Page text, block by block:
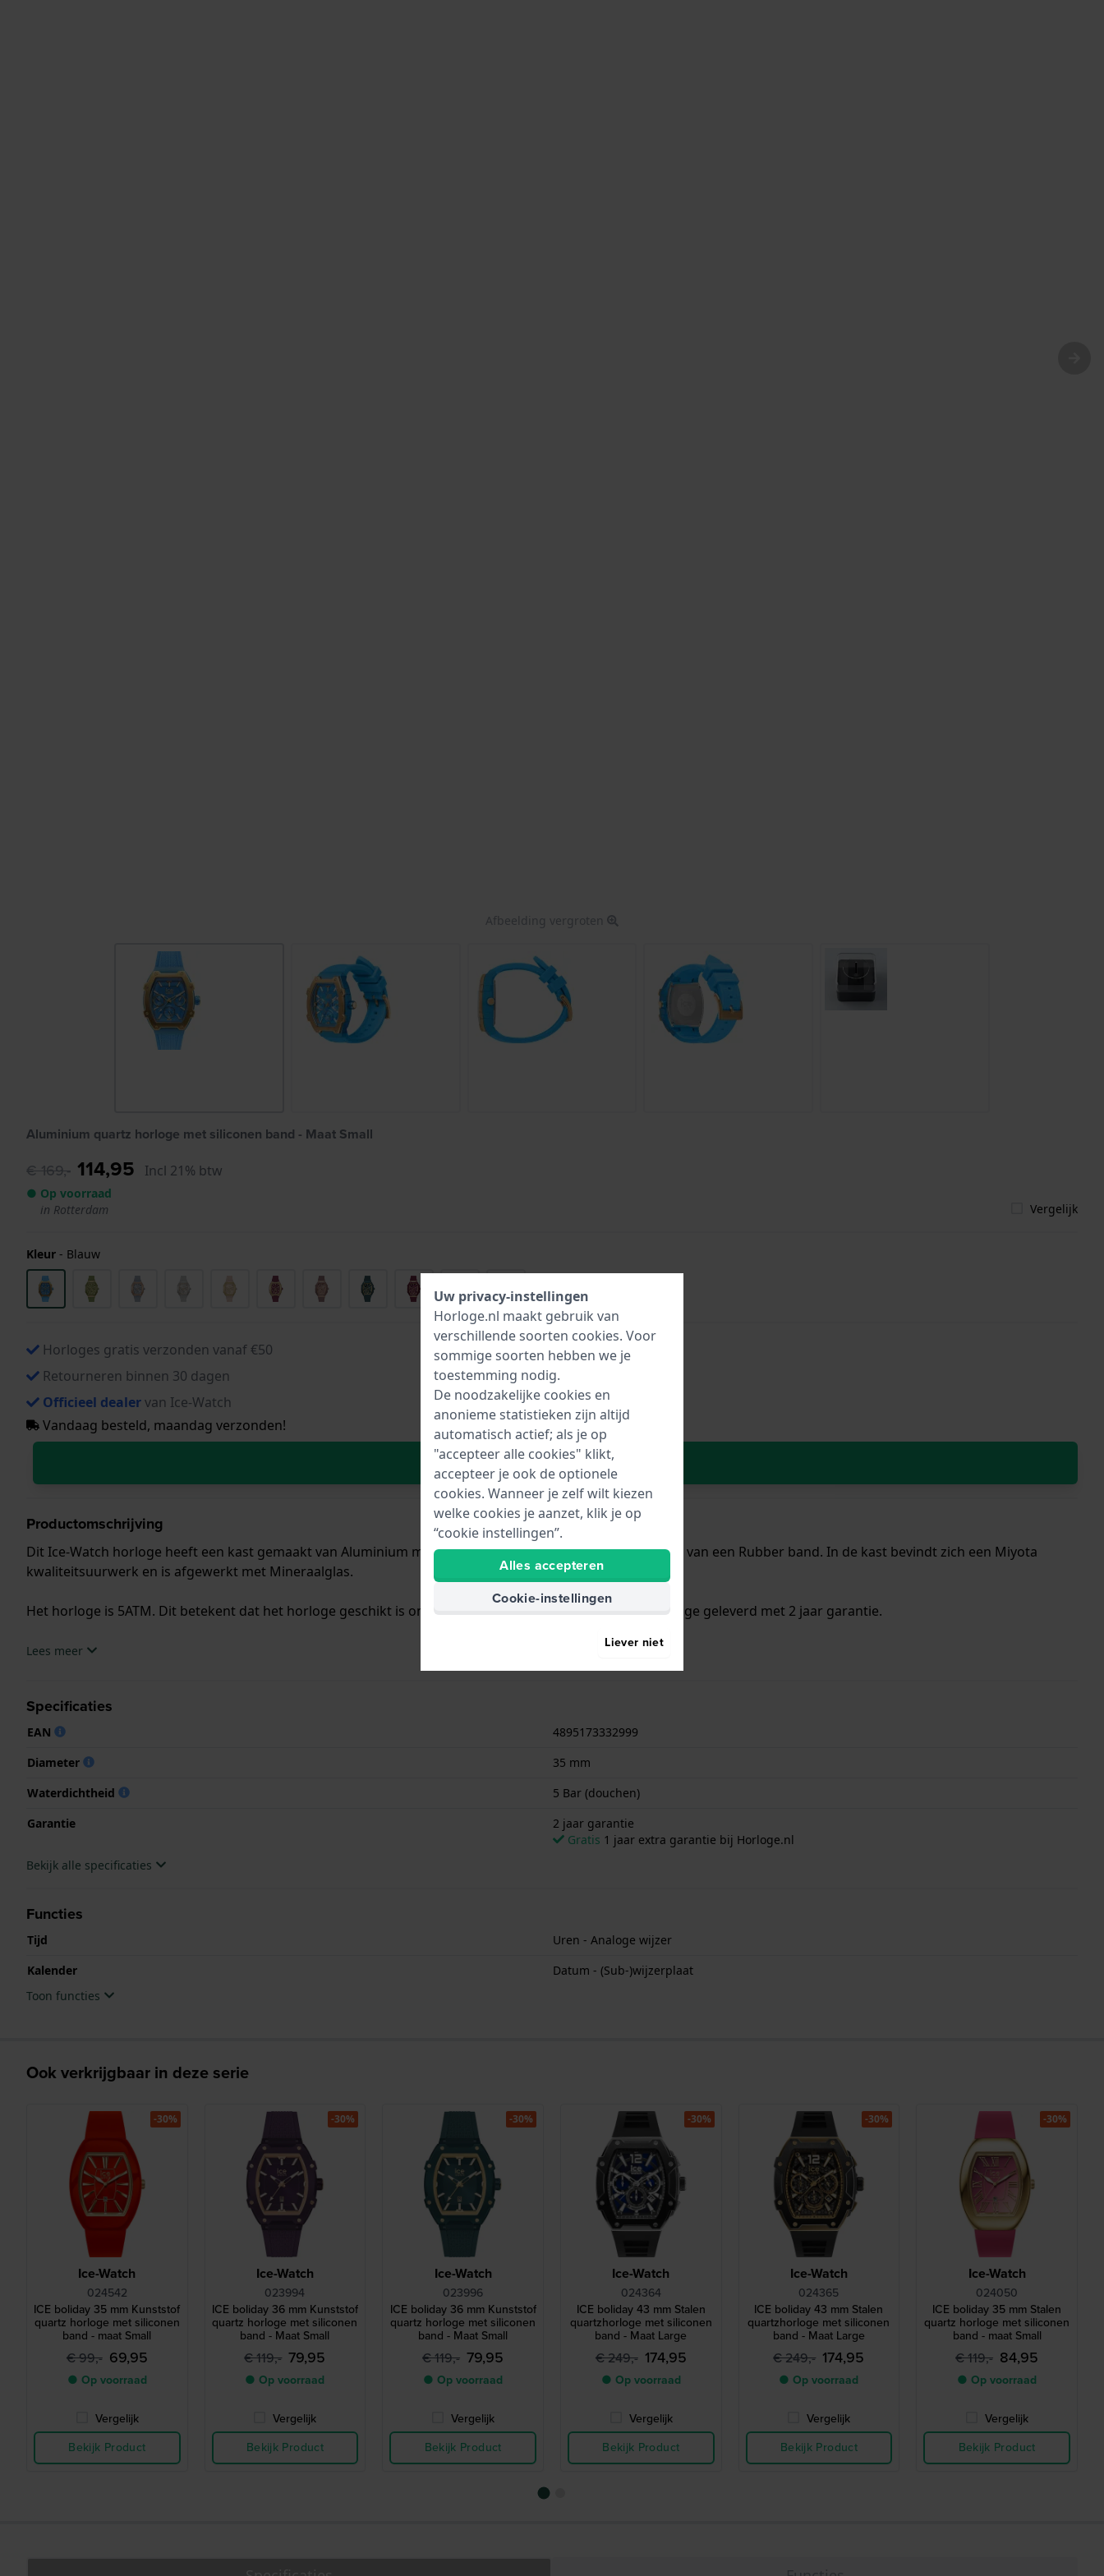
Afbeelding vergroten
Aluminium quartz horloge met siliconen band - Maat Small
€ 169,- 114,95 Incl 21% btw
● Op voorraad
in Rotterdam
Vergelijk
Kleur - Blauw
+3
Horloges gratis verzonden vanaf €50
Retourneren binnen 30 dagen
Officieel dealervan Ice-Watch
Vandaag besteld, maandag verzonden!
In Winkelwagen
Productomschrijving
Dit Ice-Watch horloge heeft een kast gemaakt van Aluminium met een diameter van 35 mm en is voorzien van een Rubber band. In de kast bevindt zich een Miyota
kwaliteitsuurwerk en is afgewerkt met Mineraalglas.
Het horloge is 5ATM. Dit betekent dat het horloge geschikt is om mee te douchen. Verder wordt het horloge geleverd met 2 jaar garantie.
.Lees meer
Specificaties
EAN
4895173332999
Diameter
35 mm
Waterdichtheid
5 Bar (douchen)
Garantie
2 jaar garantie
Gratis 1 jaar extra garantie bij Horloge.nl
Bekijk alle specificaties
Functies
Tijd
Uren - Analoge wijzer
Kalender
Datum - (Sub-)wijzerplaat
Toon functies
Ook verkrijgbaar in deze serie
Ice-Watch
024542
ICE boliday 35 mm Kunststof
quartz horloge met siliconen
band - maat Small
€ 99,- 69,95
● Op voorraad
Vergelijk
Bekijk Product
-30%
Ice-Watch
023994
ICE boliday 36 mm Kunststof
quartz horloge met siliconen
band - Maat Small
€ 119,- 79,95
● Op voorraad
Vergelijk
Bekijk Product
-30%
Ice-Watch
023996
ICE boliday 36 mm Kunststof
quartz horloge met siliconen
band - Maat Small
€ 119,- 79,95
● Op voorraad
Vergelijk
Bekijk Product
-30%
Ice-Watch
024364
ICE boliday 43 mm Stalen
quartzhorloge met siliconen
band - Maat Large
€ 249,- 174,95
● Op voorraad
Vergelijk
Bekijk Product
-30%
Ice-Watch
024365
ICE boliday 43 mm Stalen
quartzhorloge met siliconen
band - Maat Large
€ 249,- 174,95
● Op voorraad
Vergelijk
Bekijk Product
-30%
Ice-Watch
024050
ICE boliday 35 mm Stalen
quartz horloge met siliconen
band - maat Small
€ 119,- 84,95
● Op voorraad
Vergelijk
Bekijk Product
-30%
Uw privacy-instellingen
Horloge.nl maakt gebruik van
verschillende soorten cookies. Voor
sommige soorten hebben we je
toestemming nodig.
De noodzakelijke cookies en
anonieme statistieken zijn altijd
automatisch actief; als je op
"accepteer alle cookies" klikt,
accepteer je ook de optionele
cookies. Wanneer je zelf wilt kiezen
welke cookies je aanzet, klik je op
“cookie instellingen”.
Alles accepteren
Cookie-instellingen
Liever niet